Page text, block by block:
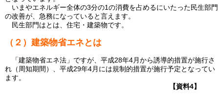
いまやエネルギー全体の3分の1の消費を占めるにいたった民生部門
の改善が、急務になっていると言えます。
民生部門はとは、住宅・建築物です。
（２）建築物省エネとは
「建築物省エネ法」ですが、平成28年4月から誘導的措置が施行さ
れ（周知期間）、平成29年4月には規制的措置が施行予定となってい
ます。
【資料4】